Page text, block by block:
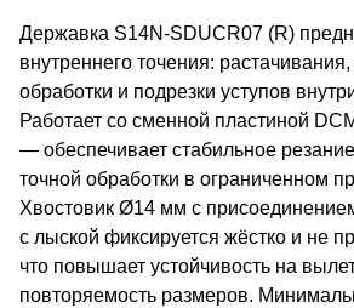
Державка S14N-SDUCR07 (R)
внутреннего точения:
обработки и подрезки уступов
Работает со сменной пластиной
— обеспечивает стабильное
точной обработки в ограниченном
Хвостовик Ø14 мм с
с лыской фиксируется жёстко и не
что повышает устойчивость на
повторяемость размеров.